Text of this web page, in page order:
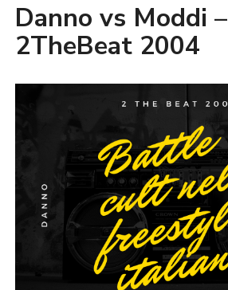
Danno vs Moddi –
2TheBeat 2004